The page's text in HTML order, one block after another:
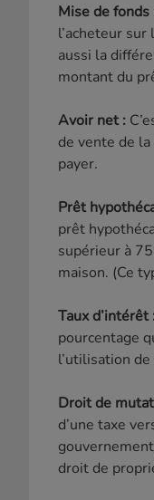
Mise de fonds
l’acheteur
aussi la
montant du
Avoir net :
de vente de
payer.
Prêt
prêt
supérieur à
maison. (Ce
Taux d’intérêt
pourcentage
l’utilisation
Droit de
d’une taxe
droit de